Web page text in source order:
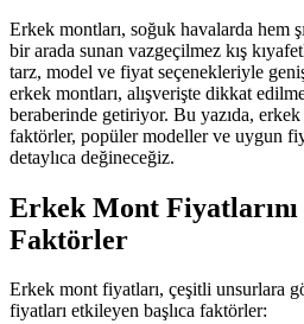
Erkek montları, soğuk havalarda hem
bir arada sunan vazgeçilmez kış
tarz, model ve fiyat seçenekleriyle
erkek montları, alışverişte dikkat
beraberinde getiriyor. Bu yazıda,
faktörler, popüler modeller ve uygun
detaylıca değineceğiz.
Erkek Mont
Faktörler
Erkek mont fiyatları, çeşitli unsurlara
fiyatları etkileyen başlıca faktörler: